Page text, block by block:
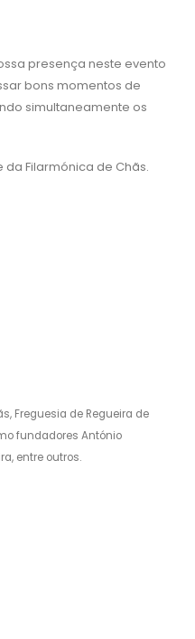
presença neste evento
bons momentos de
simultaneamente os
da Filarmónica de Chãs.
Freguesia de Regueira de
fundadores António
entre outros.